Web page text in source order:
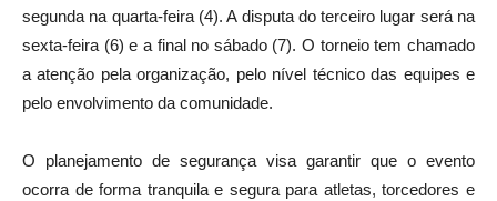
segunda na quarta-feira (4). A disputa do terceiro lugar será na
sexta-feira (6) e a final no sábado (7). O torneio tem chamado
a atenção pela organização, pelo nível técnico das equipes e
pelo envolvimento da comunidade.
O planejamento de segurança visa garantir que o evento
ocorra de forma tranquila e segura para atletas, torcedores e